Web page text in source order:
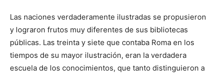
Las naciones verdaderamente ilustradas se propusieron
y lograron frutos muy diferentes de sus bibliotecas
públicas. Las treinta y siete que contaba Roma en los
tiempos de su mayor ilustración, eran la verdadera
escuela de los conocimientos, que tanto distinguieron a